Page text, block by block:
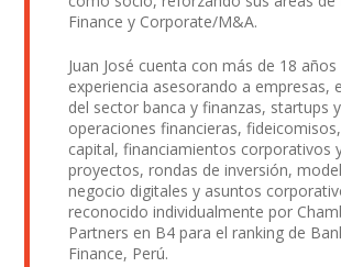
Finance y Corporate/M&A.
Juan José cuenta con más de 18 años
experiencia asesorando a empresas,
del sector banca y finanzas, startups
operaciones financieras,
capital, financiamientos corporativos
proyectos, rondas de inversión,
negocio digitales y asuntos
reconocido individualmente por
Partners en B4 para el ranking de
Finance, Perú.